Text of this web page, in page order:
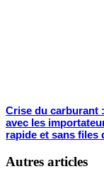
Crise du carburant
avec les
rapide et sans files
Autres articles